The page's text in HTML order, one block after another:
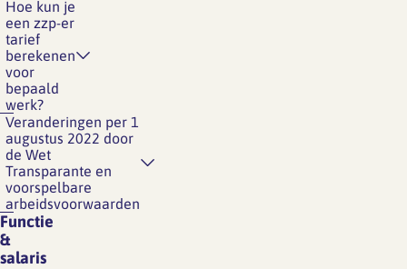
Hoe kun je
een zzp-er
tarief
berekenen
voor
bepaald
werk?
Veranderingen per 1
augustus 2022 door
de Wet
Transparante en
voorspelbare
arbeidsvoorwaarden
Functie
&
salaris